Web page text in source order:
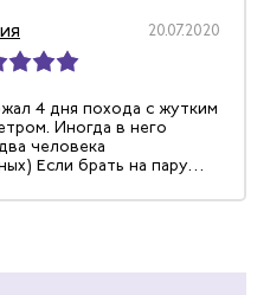
20.07.2020
4 дня похода с жутким
Иногда в него
человека
Если брать на пару
После похода был
благоговейный